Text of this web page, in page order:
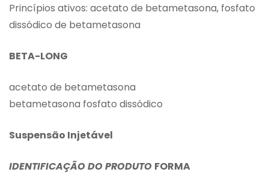
Princípios ativos: acetato de betametasona, fosfato
dissódico de betametasona
BETA-LONG
acetato de betametasona
betametasona fosfato dissódico
Suspensão Injetável
IDENTIFICAÇÃO DO PRODUTO FORMA